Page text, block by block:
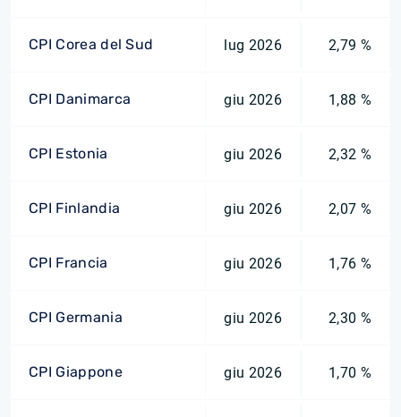
CPI Corea del Sud lug 2026 2,79 %
CPI Danimarca giu 2026 1,88 %
CPI Estonia giu 2026 2,32 %
CPI Finlandia giu 2026 2,07 %
CPI Francia giu 2026 1,76 %
CPI Germania giu 2026 2,30 %
CPI Giappone giu 2026 1,70 %